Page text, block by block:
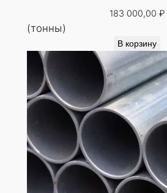
183 000,00 ₽
(тонны)
В корзину